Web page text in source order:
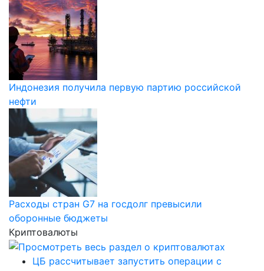
Индонезия получила первую партию российской
нефти
Расходы стран G7 на госдолг превысили
оборонные бюджеты
Криптовалюты
ЦБ рассчитывает запустить операции с